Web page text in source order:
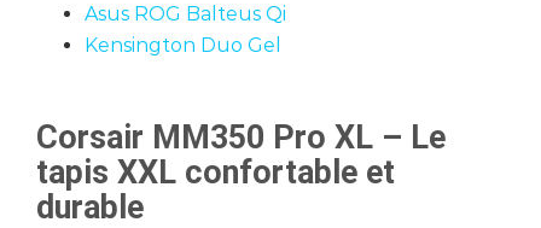
Asus ROG Balteus Qi
Kensington Duo Gel
Corsair MM350 Pro XL – Le
tapis XXL confortable et
durable